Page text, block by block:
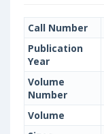
Call Number
Publication
Year
Volume
Number
Volume